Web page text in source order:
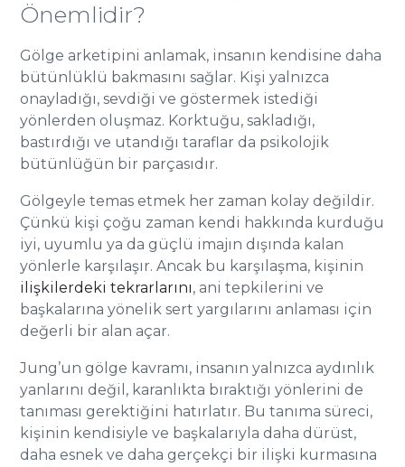
Önemlidir?
Gölge arketipini anlamak, insanın kendisine daha
bütünlüklü bakmasını sağlar. Kişi yalnızca
onayladığı, sevdiği ve göstermek istediği
yönlerden oluşmaz. Korktuğu, sakladığı,
bastırdığı ve utandığı taraflar da psikolojik
bütünlüğün bir parçasıdır.
Gölgeyle temas etmek her zaman kolay değildir.
Çünkü kişi çoğu zaman kendi hakkında kurduğu
iyi, uyumlu ya da güçlü imajın dışında kalan
yönlerle karşılaşır. Ancak bu karşılaşma, kişinin
ilişkilerdeki tekrarlarını, ani tepkilerini ve
başkalarına yönelik sert yargılarını anlaması için
değerli bir alan açar.
Jung’un gölge kavramı, insanın yalnızca aydınlık
yanlarını değil, karanlıkta bıraktığı yönlerini de
tanıması gerektiğini hatırlatır. Bu tanıma süreci,
kişinin kendisiyle ve başkalarıyla daha dürüst,
daha esnek ve daha gerçekçi bir ilişki kurmasına